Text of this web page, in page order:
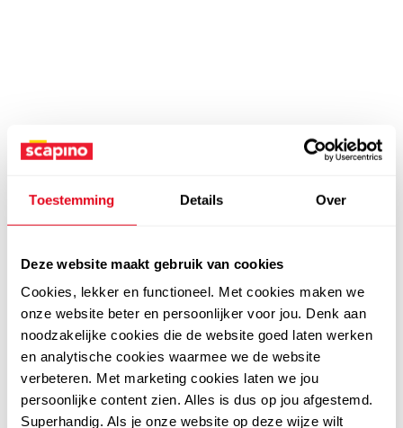
Toestemming Details Over
Deze website maakt gebruik van cookies
Cookies, lekker en functioneel. Met cookies maken we
onze website beter en persoonlijker voor jou. Denk aan
noodzakelijke cookies die de website goed laten werken
en analytische cookies waarmee we de website
verbeteren. Met marketing cookies laten we jou
persoonlijke content zien. Alles is dus op jou afgestemd.
Superhandig. Als je onze website op deze wijze wilt